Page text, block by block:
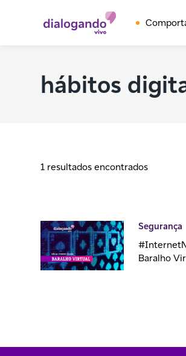
hábitos
1 resultados encontrados
Segurança
Baralho